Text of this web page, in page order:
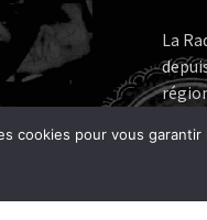
La
cookies pour vous